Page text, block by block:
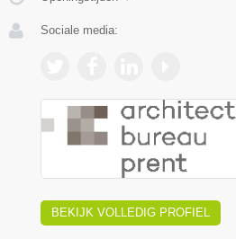
Sociale media:
BEKIJK VOLLEDIG PROFIEL